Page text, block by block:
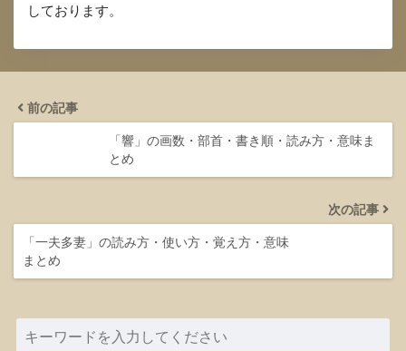
しております。
前の記事
「響」の画数・部首・書き順・読み方・意味ま
とめ
次の記事
「一夫多妻」の読み方・使い方・覚え方・意味
まとめ